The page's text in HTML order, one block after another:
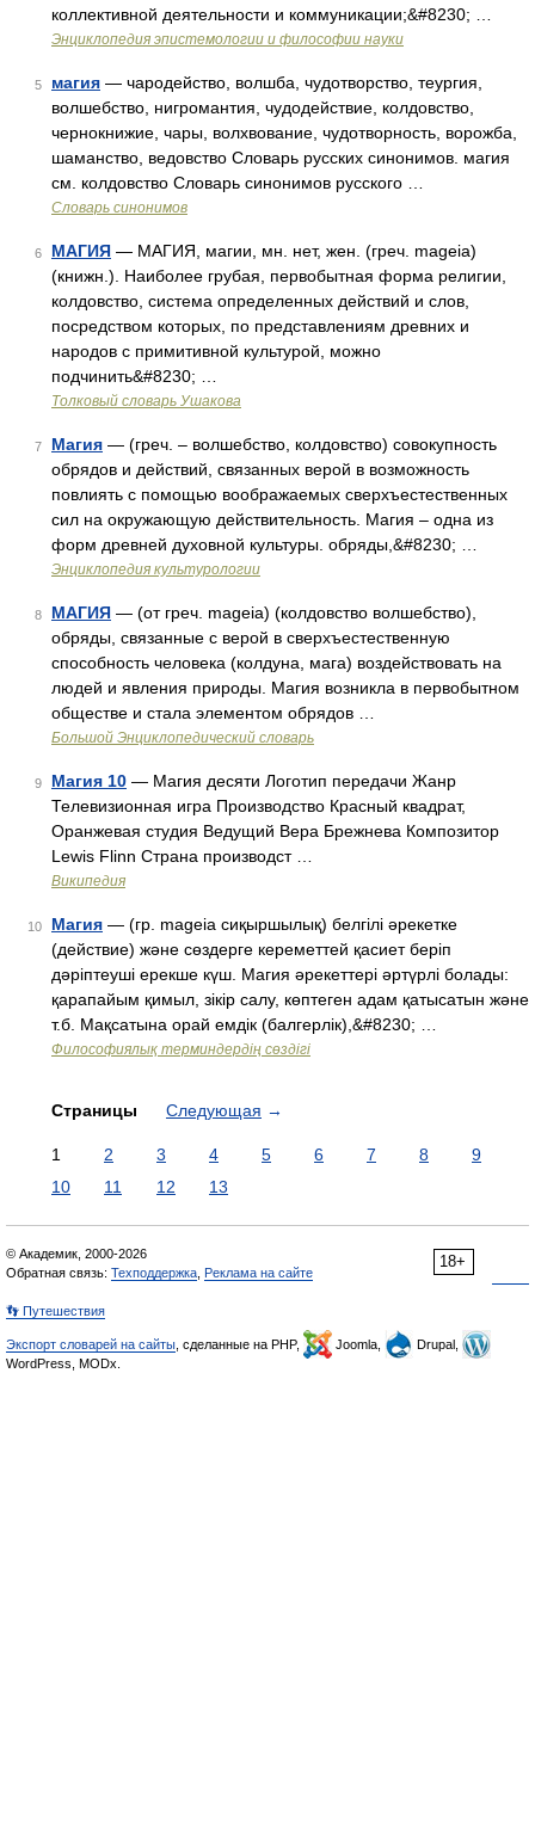
коллективной деятельности и коммуникации;&#8230; …
Энциклопедия эпистемологии и философии науки
5 магия — чародейство, волшба, чудотворство, теургия,
волшебство, нигромантия, чудодействие, колдовство,
чернокнижие, чары, волхвование, чудотворность, ворожба,
шаманство, ведовство Словарь русских синонимов. магия
см. колдовство Словарь синонимов русского …
Словарь синонимов
6 МАГИЯ — МАГИЯ, магии, мн. нет, жен. (греч. mageia)
(книжн.). Наиболее грубая, первобытная форма религии,
колдовство, система определенных действий и слов,
посредством которых, по представлениям древних и
народов с примитивной культурой, можно
подчинить&#8230; …
Толковый словарь Ушакова
7 Магия — (греч. – волшебство, колдовство) совокупность
обрядов и действий, связанных верой в возможность
повлиять с помощью воображаемых сверхъестественных
сил на окружающую действительность. Магия – одна из
форм древней духовной культуры. обряды,&#8230; …
Энциклопедия культурологии
8 МАГИЯ — (от греч. mageia) (колдовство волшебство),
обряды, связанные с верой в сверхъестественную
способность человека (колдуна, мага) воздействовать на
людей и явления природы. Магия возникла в первобытном
обществе и стала элементом обрядов …
Большой Энциклопедический словарь
9 Магия 10 — Магия десяти Логотип передачи Жанр
Телевизионная игра Производство Красный квадрат,
Оранжевая студия Ведущий Вера Брежнева Композитор
Lewis Flinn Страна производст …
Википедия
10 Магия — (гр. mageia сиқыршылық) белгілі әрекетке
(действие) және сөздерге кереметтей қасиет беріп
дәріптеуші ерекше күш. Магия әрекеттері әртүрлі болады:
қарапайым қимыл, зікір салу, көптеген адам қатысатын және
т.б. Мақсатына орай емдік (балгерлік),&#8230; …
Философиялық терминдердің сөздігі
Страницы Следующая →
1 2 3 4 5 6 7 8
9
10
11 12 13
18+
© Академик, 2000-2026
Обратная связь: Техподдержка Реклама на сайте
👣 Путешествия
Экспорт словарей на сайты , сделанные на PHP, Joomla,
Drupal,
WordPress, MODx.